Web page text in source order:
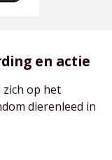
en actie
op het
dierenleed in